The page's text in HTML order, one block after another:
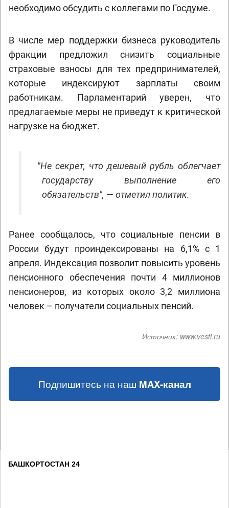
необходимо обсудить с коллегами по Госдуме.
В числе мер поддержки бизнеса руководитель
фракции предложил снизить социальные
страховые взносы для тех предпринимателей,
которые индексируют зарплаты своим
работникам. Парламентарий уверен, что
предлагаемые меры не приведут к критической
нагрузке на бюджет.
"Не секрет, что дешевый рубль облегчает
государству выполнение его
обязательств", — отметил политик.
Ранее сообщалось, что социальные пенсии в
России будут проиндексированы на 6,1% с 1
апреля. Индексация позволит повысить уровень
пенсионного обеспечения почти 4 миллионов
пенсионеров, из которых около 3,2 миллиона
человек – получатели социальных пенсий.
Источник: www.vesti.ru
Подпишитесь на наш MAX-канал
БАШКОРТОСТАН 24